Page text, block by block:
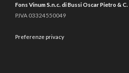
Fons Vinum S.n.c. di Bussi Oscar Pietro & C.
P.IVA 03324550049
Preferenze privacy